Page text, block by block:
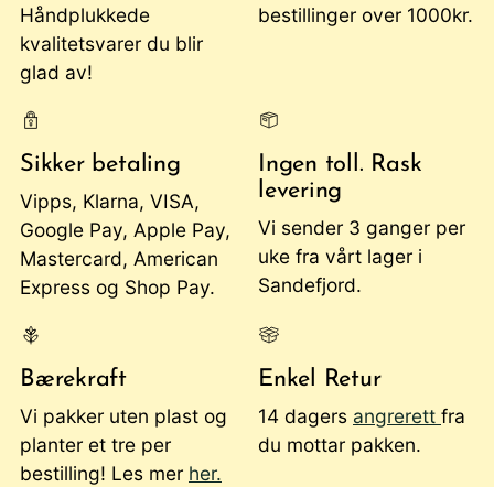
Håndplukkede
kvalitetsvarer du blir
glad av!
bestillinger over 1000kr.
Sikker betaling
Vipps, Klarna, VISA,
Google Pay, Apple Pay,
Mastercard, American
Express og Shop Pay.
Ingen toll. Rask
levering
Vi sender 3 ganger per
uke fra vårt lager i
Sandefjord.
Bærekraft
Vi pakker uten plast og
planter et tre per
bestilling! Les mer her.
Enkel Retur
14 dagers angrerett fra
du mottar pakken.